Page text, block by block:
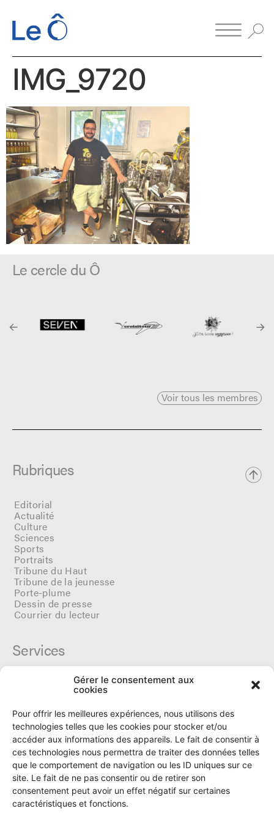
Gérer le consentement aux
cookies
Pour offrir les meilleures expériences, nous utilisons des
technologies telles que les cookies pour stocker et/ou
accéder aux informations des appareils. Le fait de consentir à
ces technologies nous permettra de traiter des données telles
que le comportement de navigation ou les ID uniques sur ce
site. Le fait de ne pas consentir ou de retirer son
consentement peut avoir un effet négatif sur certaines
caractéristiques et fonctions.
IMG_9720
Le cercle du Ô
Voir tous les membres
Rubriques
Editorial
Actualité
Culture
Sciences
Sports
Portraits
Tribune du Haut
Tribune de la jeunesse
Porte-plume
Dessin de presse
Courrier du lecteur
Services
Archives
Tarifs et dates de parutions
Politique de cookies
Politique de confidentialité
Le Ô